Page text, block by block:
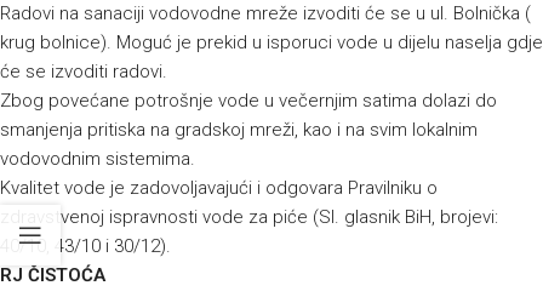
Radovi na sanaciji vodovodne mreže izvoditi će se u ul. Bolnička (
krug bolnice). Moguć je prekid u isporuci vode u dijelu naselja gdje
će se izvoditi radovi.
Zbog povećane potrošnje vode u večernjim satima dolazi do
smanjenja pritiska na gradskoj mreži, kao i na svim lokalnim
vodovodnim sistemima.
Kvalitet vode je zadovoljavajući i odgovara Pravilniku o
zdravstvenoj ispravnosti vode za piće (Sl. glasnik BiH, brojevi:
40/10, 43/10 i 30/12).
RJ ČISTOĆA